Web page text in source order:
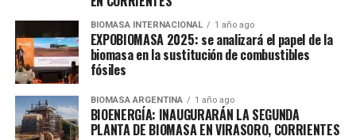
BIOMASA INTERNACIONAL 1 año ago
EXPOBIOMASA 2025: se analizará el papel de la
biomasa en la sustitución de combustibles
fósiles
BIOMASA ARGENTINA 1 año ago
BIOENERGÍA: INAUGURARÁN LA SEGUNDA
PLANTA DE BIOMASA EN VIRASORO, CORRIENTES